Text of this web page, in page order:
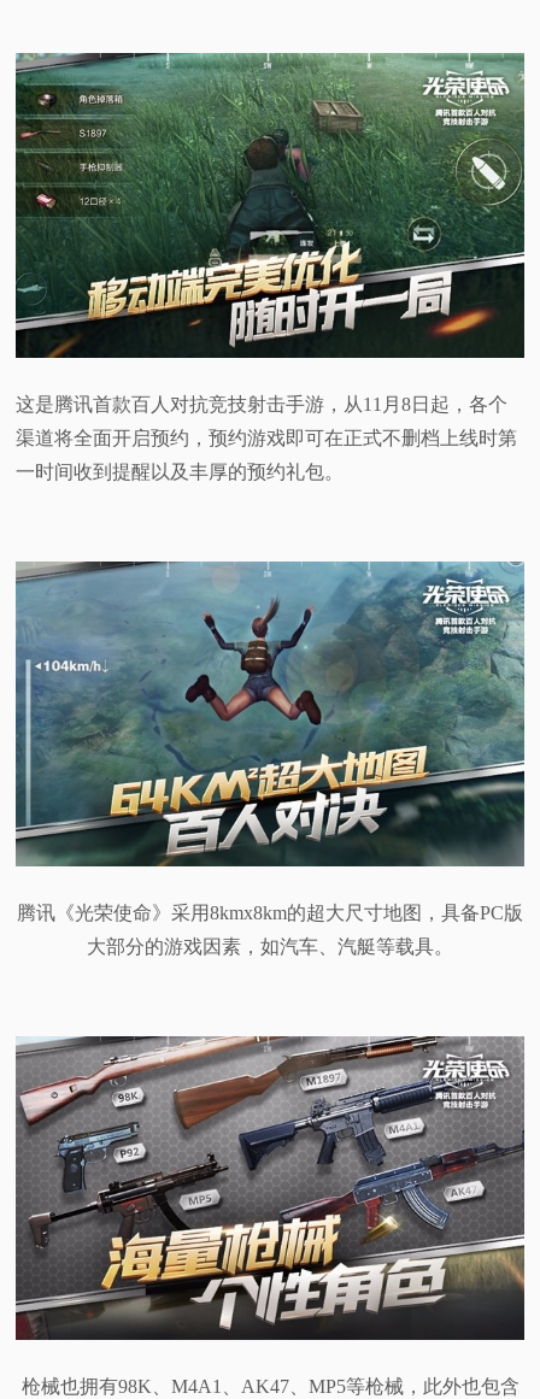
这是腾讯首款百人对抗竞技射击手游，从11月8日起，各个
渠道将全面开启预约，预约游戏即可在正式不删档上线时第
一时间收到提醒以及丰厚的预约礼包。
腾讯《光荣使命》采用8kmx8km的超大尺寸地图，具备PC版
大部分的游戏因素，如汽车、汽艇等载具。
枪械也拥有98K、M4A1、AK47、MP5等枪械，此外也包含